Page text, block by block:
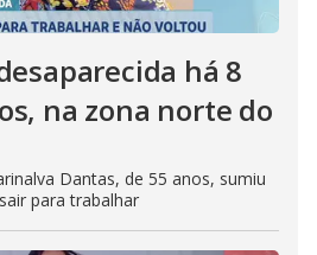
há 8
na zona norte do
Dantas, de 55 anos, sumiu
para trabalhar